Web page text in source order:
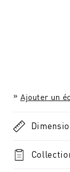
Ajouter un